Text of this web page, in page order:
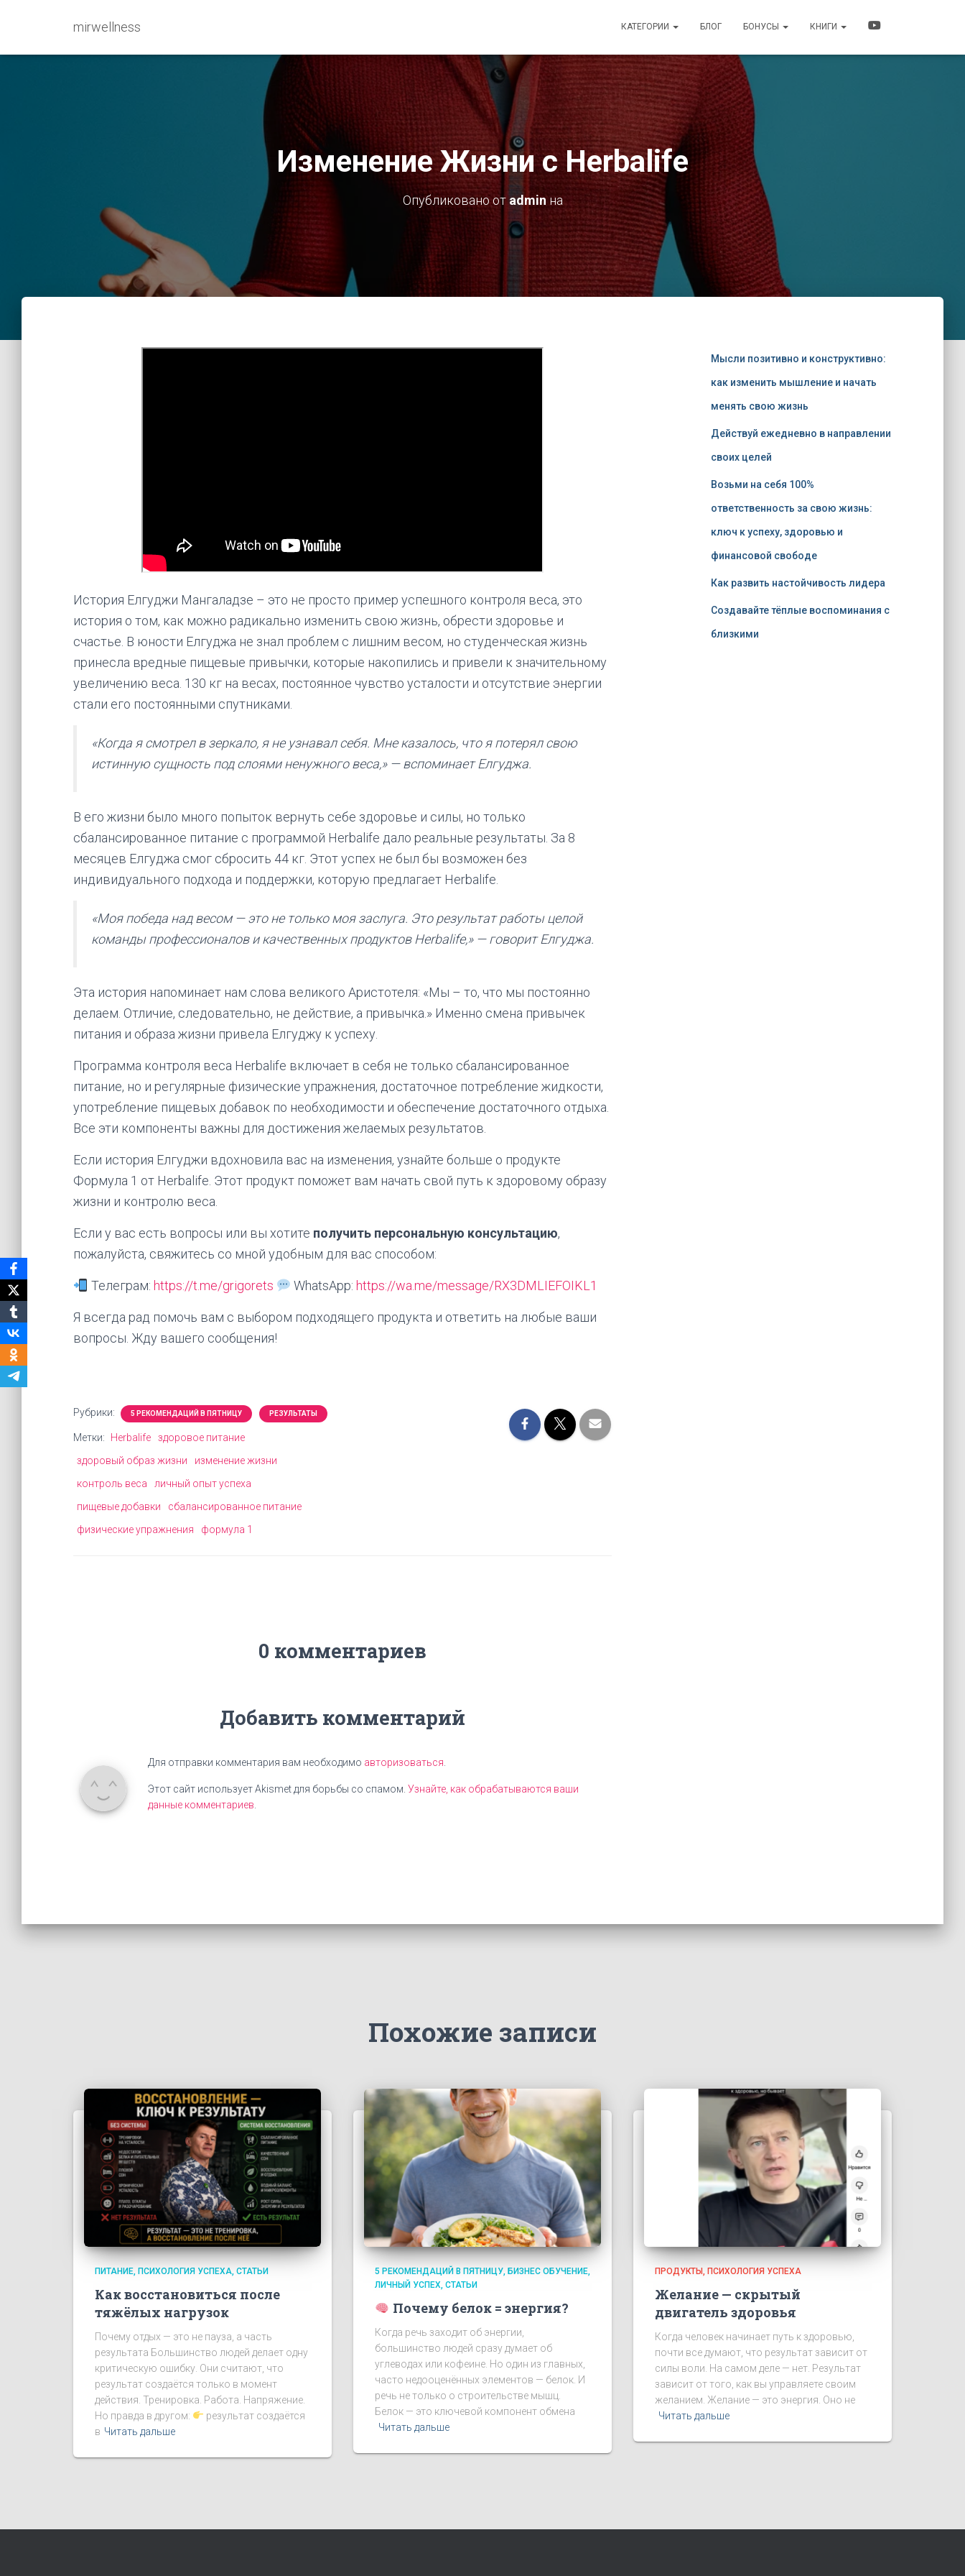
mirwellness КАТЕГОРИИ БЛОГ БОНУСЫ КНИГИ
Изменение Жизни с Herbalife
Опубликовано от admin на
История Елгуджи Мангаладзе – это не просто пример успешного контроля веса, это
история о том, как можно радикально изменить свою жизнь, обрести здоровье и
счастье. В юности Елгуджа не знал проблем с лишним весом, но студенческая жизнь
принесла вредные пищевые привычки, которые накопились и привели к значительному
увеличению веса. 130 кг на весах, постоянное чувство усталости и отсутствие энергии
стали его постоянными спутниками.
«Когда я смотрел в зеркало, я не узнавал себя. Мне казалось, что я потерял свою
истинную сущность под слоями ненужного веса,» — вспоминает Елгуджа.
В его жизни было много попыток вернуть себе здоровье и силы, но только
сбалансированное питание с программой Herbalife дало реальные результаты. За 8
месяцев Елгуджа смог сбросить 44 кг. Этот успех не был бы возможен без
индивидуального подхода и поддержки, которую предлагает Herbalife.
«Моя победа над весом — это не только моя заслуга. Это результат работы целой
команды профессионалов и качественных продуктов Herbalife,» — говорит Елгуджа.
Эта история напоминает нам слова великого Аристотеля: «Мы – то, что мы постоянно
делаем. Отличие, следовательно, не действие, а привычка.» Именно смена привычек
питания и образа жизни привела Елгуджу к успеху.
Программа контроля веса Herbalife включает в себя не только сбалансированное
питание, но и регулярные физические упражнения, достаточное потребление жидкости,
употребление пищевых добавок по необходимости и обеспечение достаточного отдыха.
Все эти компоненты важны для достижения желаемых результатов.
Если история Елгуджи вдохновила вас на изменения, узнайте больше о продукте
Формула 1 от Herbalife. Этот продукт поможет вам начать свой путь к здоровому образу
жизни и контролю веса.
Если у вас есть вопросы или вы хотите получить персональную консультацию,
пожалуйста, свяжитесь со мной удобным для вас способом:
Телеграм: https://t.me/grigorets WhatsApp: https://wa.me/message/RX3DMLIEFOIKL1
Я всегда рад помочь вам с выбором подходящего продукта и ответить на любые ваши
вопросы. Жду вашего сообщения!
Рубрики: 5 РЕКОМЕНДАЦИЙ В ПЯТНИЦУ РЕЗУЛЬТАТЫ
Метки: Herbalife
здоровое питание
здоровый образ жизни
изменение жизни
контроль веса
личный опыт успеха
пищевые добавки
сбалансированное питание
физические упражнения
формула 1
0 комментариев
Добавить комментарий
Для отправки комментария вам необходимо авторизоваться
Этот сайт использует Akismet для борьбы со спамом. Узнайте, как обрабатываются ваши
данные комментариев
Мысли позитивно и конструктивно:
как изменить мышление и начать
менять свою жизнь
Действуй ежедневно в направлении
своих целей
Возьми на себя 100%
ответственность за свою жизнь:
ключ к успеху, здоровью и
финансовой свободе
Как развить настойчивость лидера
Создавайте тёплые воспоминания с
близкими
Похожие записи
ПИТАНИЕ ПСИХОЛОГИЯ УСПЕХА СТАТЬИ
Как восстановиться после
тяжёлых нагрузок
Почему отдых — это не пауза, а часть
результата Большинство людей делает одну
критическую ошибку. Они считают, что
результат создаётся только в момент
действия. Тренировка. Работа. Напряжение.
Но правда в другом:
результат создаётся
в Читать дальше
5 РЕКОМЕНДАЦИЙ В ПЯТНИЦУ БИЗНЕС ОБУЧЕНИЕ
ЛИЧНЫЙ УСПЕХ СТАТЬИ
Почему белок = энергия?
Когда речь заходит об энергии,
большинство людей сразу думает об
углеводах или кофеине. Но один из главных,
часто недооценённых элементов — белок. И
речь не только о строительстве мышц.
Белок — это ключевой компонент обмена
Читать дальше
ПРОДУКТЫ ПСИХОЛОГИЯ УСПЕХА
Желание — скрытый
двигатель здоровья
Когда человек начинает путь к здоровью,
почти все думают, что результат зависит от
силы воли. На самом деле — нет. Результат
зависит от того, как вы управляете своим
желанием. Желание — это энергия. Оно не
Читать дальше